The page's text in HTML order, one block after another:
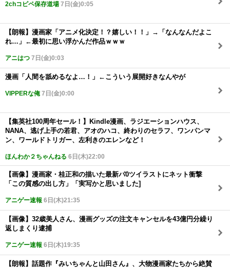
2chコピペ保存道場 7日(金)0:05
【朗報】漫画家「アニメ化決定！？嬉しい！！」→「なんなんだよこ
れ…」←最初に思い浮かんだ作品ｗｗｗ
アニはつ 7日(金)0:03
漫画「人間を舐めるなよ…！」←こういう展開好きなんやが
VIPPERな俺 7日(金)0:00
【集英社100周年セール！】Kindle漫画、ラジエーションハウス、
NANA、逃げ上手の若君、アオのハコ、終わりのセラフ、ワンパンマ
ン、ワールドトリガー、左利きのエレンなど！
ほんわか２ちゃんねる 6日(木)22:00
【画像】漫画家・桂正和の描いた最新パ0ツイラストにネット衝撃
「この質感の出し方」「実写かと思いました]
アニゲー速報 6日(木)21:35
【画像】32歳美人さん、漫画グッズの注文キャンセルを43億円分繰り
返しまくり逮捕
アニゲー速報 6日(木)19:35
【朗報】話題作『みいちゃんと山田さん』、大物漫画家たちから絶賛